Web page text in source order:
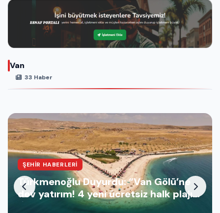
Van
33 Haber
ŞEHIR HABERLERI
Türkmenoğlu Duyurdu: “Van Gölü’ne
dev yatırım! 4 yeni ücretsiz halk plajı
geliyor”